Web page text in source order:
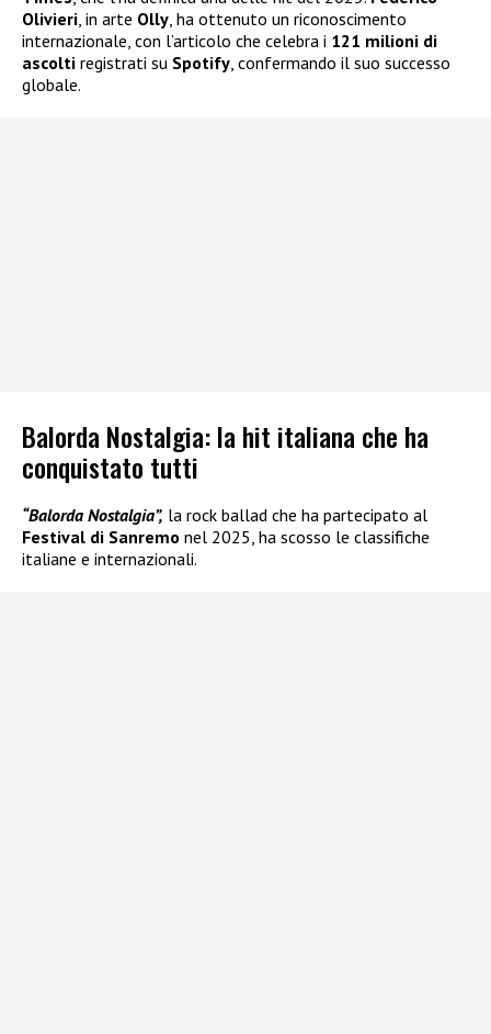
Olivieri, in arte Olly, ha ottenuto un riconoscimento
internazionale, con l’articolo che celebra i 121 milioni di
ascolti registrati su Spotify, confermando il suo successo
globale.
Balorda Nostalgia: la hit italiana che ha
conquistato tutti
“Balorda Nostalgia”, la rock ballad che ha partecipato al
Festival di Sanremo nel 2025, ha scosso le classifiche
italiane e internazionali.